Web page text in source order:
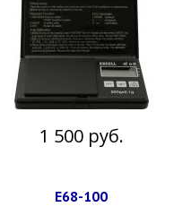
1 500 руб.
Е68-100